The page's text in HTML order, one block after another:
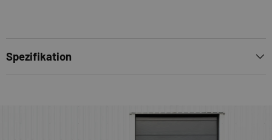
Spezifikation